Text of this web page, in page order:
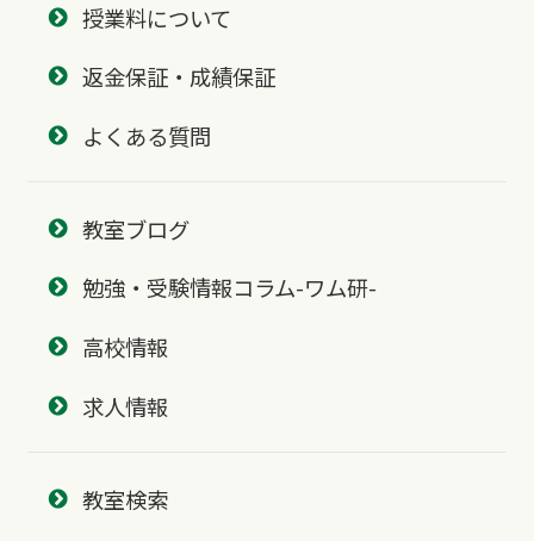
授業料について
返金保証・成績保証
よくある質問
教室ブログ
勉強・受験情報コラム-ワム研-
高校情報
求人情報
教室検索